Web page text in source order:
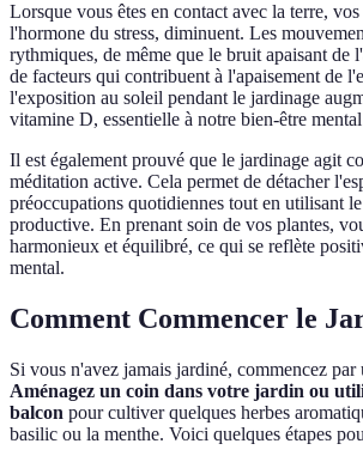
Lorsque vous êtes en contact avec la terre,
l'hormone du stress, diminuent. Les
rythmiques, de même que le bruit apaisant de
de facteurs qui contribuent à l'apaisement de
l'exposition au soleil pendant le jardinage
vitamine D, essentielle à notre bien-être
Il est également prouvé que le jardinage agit
méditation active. Cela permet de détacher
préoccupations quotidiennes tout en utilisant
productive. En prenant soin de vos plantes,
harmonieux et équilibré, ce qui se reflète
mental.
Comment Commencer le
Si vous n'avez jamais jardiné, commencez par
Aménagez un coin dans votre jardin ou
balcon pour cultiver quelques herbes
basilic ou la menthe. Voici quelques étapes